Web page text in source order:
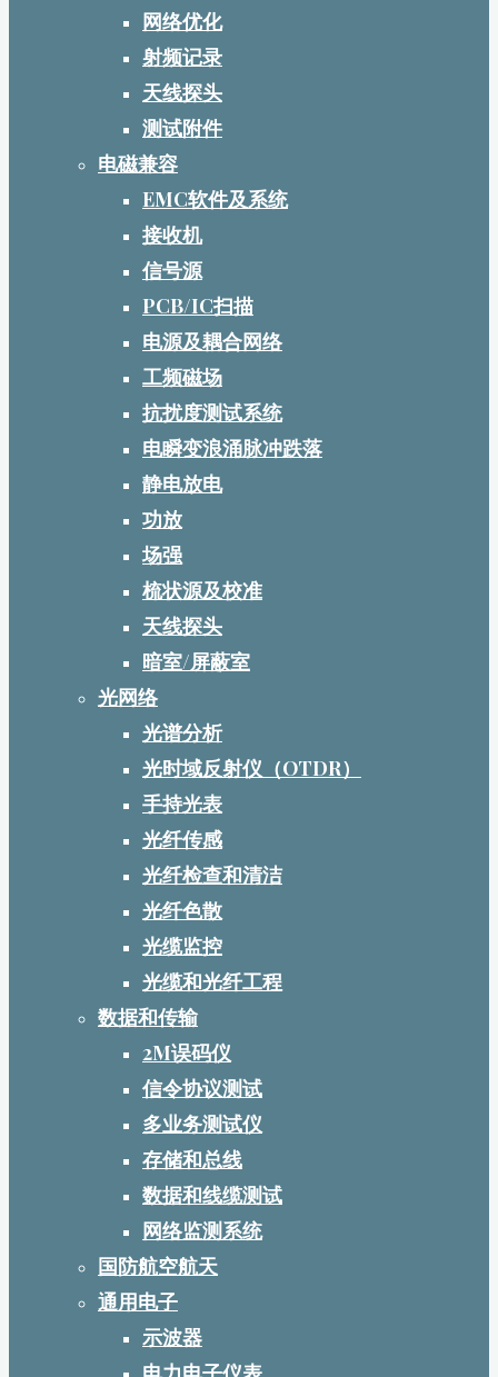
网络优化
射频记录
天线探头
测试附件
电磁兼容
EMC软件及系统
接收机
信号源
PCB/IC扫描
电源及耦合网络
工频磁场
抗扰度测试系统
电瞬变浪涌脉冲跌落
静电放电
功放
场强
梳状源及校准
天线探头
暗室/屏蔽室
光网络
光谱分析
光时域反射仪（OTDR）
手持光表
光纤传感
光纤检查和清洁
光纤色散
光缆监控
光缆和光纤工程
数据和传输
2M误码仪
信令协议测试
多业务测试仪
存储和总线
数据和线缆测试
网络监测系统
国防航空航天
通用电子
示波器